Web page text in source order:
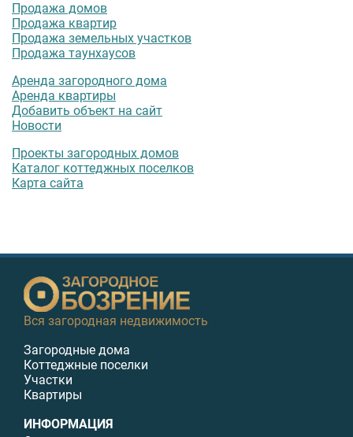
Продажа домов
Продажа квартир
Продажа земельных участков
Продажа таунхаусов
Аренда загородного дома
Аренда квартиры
Добавить объект на сайт
Новости
Проекты загородных домов
Каталог коттеджных поселков
Карта сайта
Вся загородная недвижимость
Загородные дома
Коттеджные поселки
Участки
Квартиры
ИНФОРМАЦИЯ